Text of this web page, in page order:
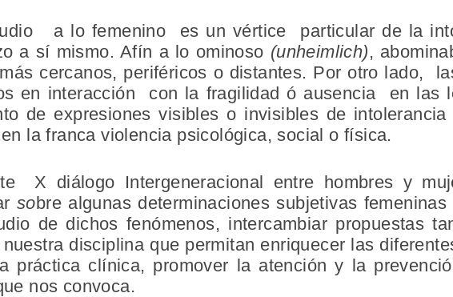
a lo femenino es un vértice particular de la
a sí mismo. Afín a lo ominoso (unheimlich),
cercanos, periféricos o distantes. Por otro lado,
en interacción con la fragilidad ó ausencia en las
de expresiones visibles o invisibles de
la franca violencia psicológica, social o física.
X diálogo Intergeneracional entre hombres y
sobre algunas determinaciones subjetivas
de dichos fenómenos, intercambiar propuestas
nuestra disciplina que permitan enriquecer las
práctica clínica, promover la atención y la
nos convoca.